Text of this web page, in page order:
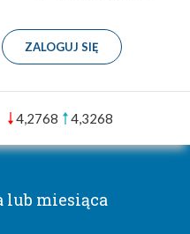
ZALOGUJ SIĘ
4,2768 4,3268
lub miesiąca